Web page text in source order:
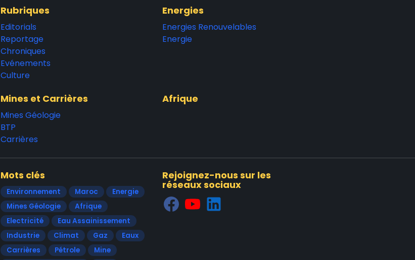
Rubriques
Editorials
Reportage
Chroniques
Evénements
Culture
Energies
Energies Renouvelables
Energie
Mines et Carrières
Mines Géologie
BTP
Carrières
Afrique
Mots clés
Environnement Maroc
Energie
Mines Géologie
Afrique
Electricité
Eau Assainissement
Industrie
Climat Gaz
Eaux
Carrières
Pétrole Mine
Rejoignez-nous sur les
réseaux sociaux